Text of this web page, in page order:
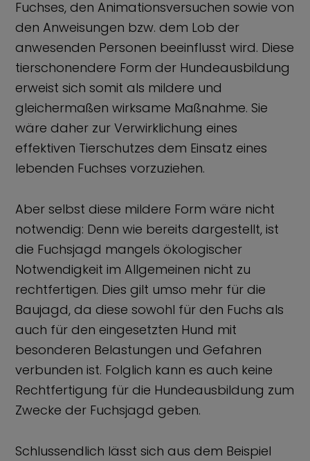
Fuchses, den Animationsversuchen sowie von
den Anweisungen bzw. dem Lob der
anwesenden Personen beeinflusst wird. Diese
tierschonendere Form der Hundeausbildung
erweist sich somit als mildere und
gleichermaßen wirksame Maßnahme. Sie
wäre daher zur Verwirklichung eines
effektiven Tierschutzes dem Einsatz eines
lebenden Fuchses vorzuziehen.
Aber selbst diese mildere Form wäre nicht
notwendig: Denn wie bereits dargestellt, ist
die Fuchsjagd mangels ökologischer
Notwendigkeit im Allgemeinen nicht zu
rechtfertigen. Dies gilt umso mehr für die
Baujagd, da diese sowohl für den Fuchs als
auch für den eingesetzten Hund mit
besonderen Belastungen und Gefahren
verbunden ist. Folglich kann es auch keine
Rechtfertigung für die Hundeausbildung zum
Zwecke der Fuchsjagd geben.
Schlussendlich lässt sich aus dem Beispiel